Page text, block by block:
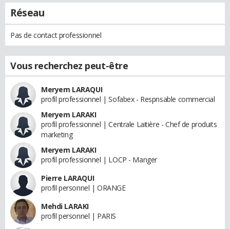
Réseau
Pas de contact professionnel
Vous recherchez peut-être
Meryem LARAQUI
profil professionnel | Sofabex - Respnsable commercial
Meryem LARAKI
profil professionnel | Centrale Laitière - Chef de produits
marketing
Meryem LARAKI
profil professionnel | LOCP - Manger
Pierre LARAQUI
profil personnel | ORANGE
Mehdi LARAKI
profil personnel | PARIS